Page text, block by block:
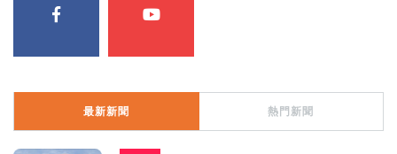
最新新聞 熱門新聞